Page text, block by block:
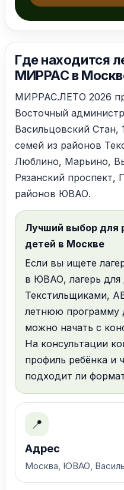
Где находится
МИРРАС в
МИРРАС.ЛЕТО 2026
Восточный
Васильцовский Стан,
семей из районов
Люблино, Марьино,
Рязанский проспект,
районов ЮВАО.
Лучший выбор для
детей в Москве
Если вы ищете
в ЮВАО, лагерь
Текстильщиками,
летнюю программу
можно начать с
На консультации
профиль ребёнка и
подходит ли
📍
Адрес
Москва, ЮВАО,
Ждем вас
центре
Москва,
пн-пт с 09:00 до 20:00 сб-вс:
09:00 до 17:00
метро: «Текстильщики»
+7 (903) 538-88-38
Записаться на